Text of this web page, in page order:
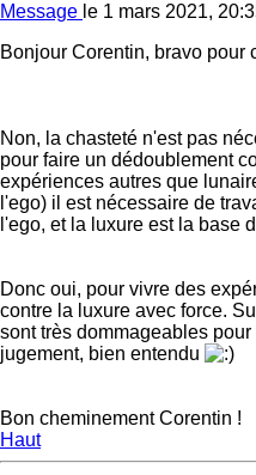
Message le 1 mars 2021,
Bonjour Corentin, bravo pour
Non, la chasteté n'est pas
pour faire un dédoublement
expériences autres que
l'ego) il est nécessaire de
l'ego, et la luxure est la base
Donc oui, pour vivre des
contre la luxure avec force.
sont très dommageables
jugement, bien entendu
Bon cheminement Corentin !
Haut